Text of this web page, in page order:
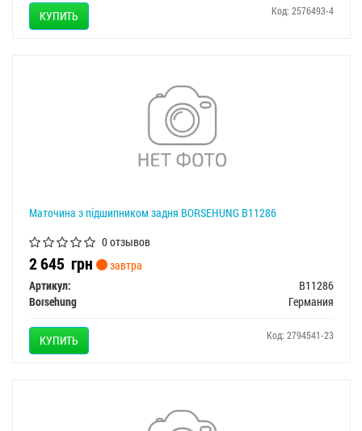
КУПИТЬ Код: 2576493-4
Маточина з підшипником задня BORSEHUNG B11286
0 отзывов
2 645 грн
завтра
Артикул:
B11286
Borsehung
Германия
КУПИТЬ Код: 2794541-23